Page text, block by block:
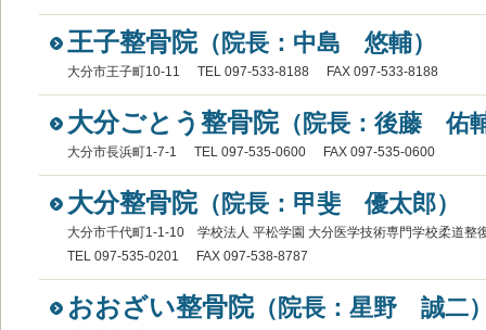
王子整骨院（院長：中島 悠輔）
大分市王子町10-11 TEL 097-533-8188 FAX 097-533-8188
大分ごとう整骨院（院長：後藤 佑
大分市長浜町1-7-1 TEL 097-535-0600 FAX 097-535-0600
大分整骨院（院長：甲斐 優太郎）
大分市千代町1-1‐10 学校法人 平松学園 大分医学技術専門学校柔道整
TEL 097-535-0201
FAX 097-538-8787
おおざい整骨院（院長：星野 誠二